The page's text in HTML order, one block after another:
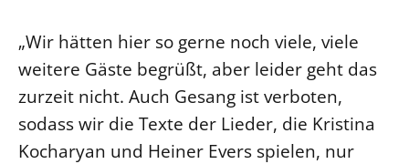
„Wir hätten hier so gerne noch viele, viele
weitere Gäste begrüßt, aber leider geht das
zurzeit nicht. Auch Gesang ist verboten,
sodass wir die Texte der Lieder, die Kristina
Kocharyan und Heiner Evers spielen, nur
LANDESSYNODE
27. Landessynode
Kontakt
Hintergrund